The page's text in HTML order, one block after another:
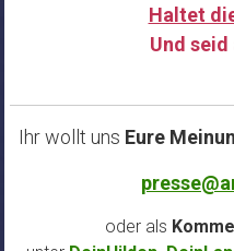
Haltet
Und
Ihr wollt uns Eure
oder als